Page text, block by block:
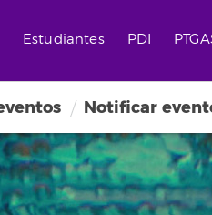
Estudiantes PDI
Notificar